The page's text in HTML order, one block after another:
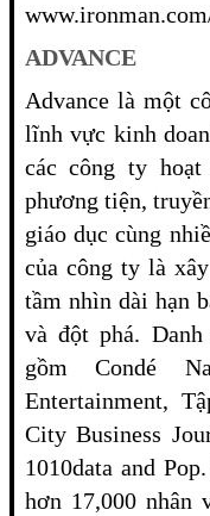
ADVANCE
Advance là một
lĩnh vực kinh
các công ty
phương tiện,
giáo dục cùng
của công ty là
tầm nhìn dài hạn
và đột phá.
gồm Condé
Entertainment,
City Business
1010data and
hơn 17,000 nhân